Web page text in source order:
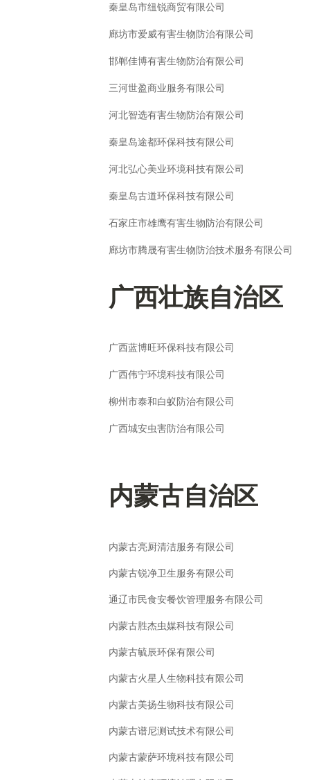
秦皇岛市纽锐商贸有限公司
廊坊市爱威有害生物防治有限公司
邯郸佳博有害生物防治有限公司
三河世盈商业服务有限公司
河北智选有害生物防治有限公司
秦皇岛途都环保科技有限公司
河北弘心美业环境科技有限公司
秦皇岛古道环保科技有限公司
石家庄市雄鹰有害生物防治有限公司
廊坊市腾晟有害生物防治技术服务有限公司
广西壮族自治区
广西蓝博旺环保科技有限公司
广西伟宁环境科技有限公司
柳州市泰和白蚁防治有限公司
广西城安虫害防治有限公司
内蒙古自治区
内蒙古亮厨清洁服务有限公司
内蒙古锐净卫生服务有限公司
通辽市民食安餐饮管理服务有限公司
内蒙古胜杰虫媒科技有限公司
内蒙古毓辰环保有限公司
内蒙古火星人生物科技有限公司
内蒙古美扬生物科技有限公司
内蒙古谱尼测试技术有限公司
内蒙古蒙萨环境科技有限公司